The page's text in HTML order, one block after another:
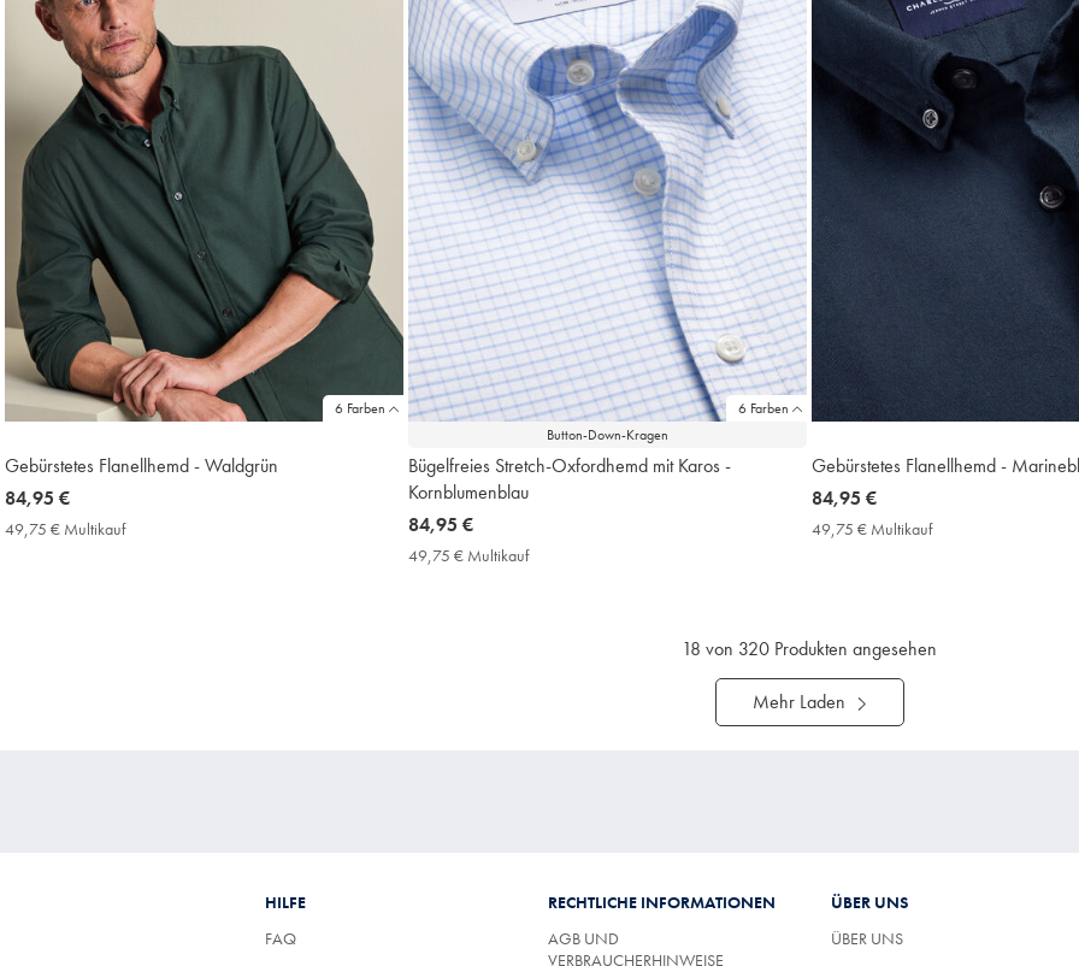
6 Farben
Gebürstetes Flanellhemd - Waldgrün
now
84,95
84,95 €
49,75 € Multikauf49,75
6 Farben
Button-Down-Kragen
Bügelfreies Stretch-Oxfordhemd mit Karos -
Kornblumenblau
now
84,95
84,95 €
49,75 € Multikauf49,75
Gebürstetes Flanellhemd -
now
84,95
84,95 €
49,75 € Multikauf49,75
18 von 320 Produkten angesehen
Mehr Laden
HILFE
FAQ
RECHTLICHE INFORMATIONEN
AGB UND
VERBRAUCHERHINWEISE
ÜBER UNS
ÜBER UNS